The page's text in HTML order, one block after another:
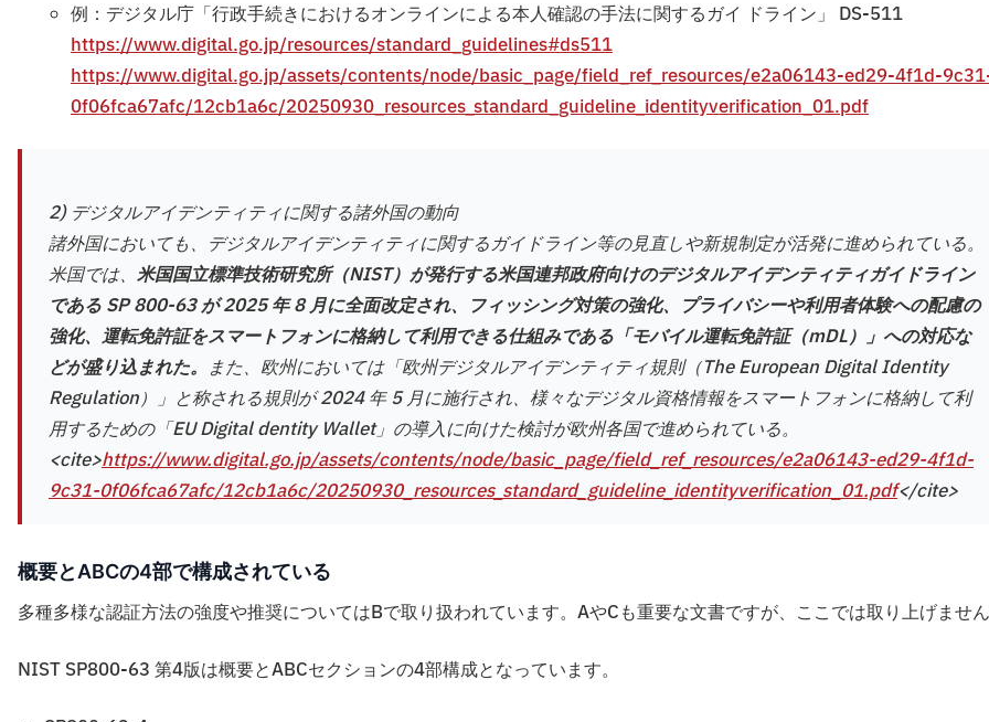
例：デジタル庁「行政手続きにおけるオンラインによる本人確認の手法に関するガイ ドライン」 DS-511
https://www.digital.go.jp/resources/standard_guidelines#ds511
https://www.digital.go.jp/assets/contents/node/basic_page/field_ref_resources/e2a06143-ed29-4f1d-
0f06fca67afc/12cb1a6c/20250930_resources_standard_guideline_identityverification_01.pdf
2) デジタルアイデンティティに関する諸外国の動向
諸外国においても、デジタルアイデンティティに関するガイドライン等の見直しや新規制定が活発に進められている。
米国では、 米国国立標準技術研究所（NIST）が発行する米国連邦政府向けのデジタルアイデンティティガイドライン
である SP 800-63 が 2025 年 8 月に全面改定され、フィッシング対策の強化、プライバシーや利用者体験への配慮の
強化、運転免許証をスマートフォンに格納して利用できる仕組みである「モバイル運転免許証（mDL）」への対応な
どが盛り込まれた。 また、欧州においては「欧州デジタルアイデンティティ規則（The European Digital Identity
Regulation）」と称される規則が 2024 年 5 月に施行され、様々なデジタル資格情報をスマートフォンに格納して利
用するための「EU Digital dentity Wallet」の導入に向けた検討が欧州各国で進められている。
<cite>https://www.digital.go.jp/assets/contents/node/basic_page/field_ref_resources/e2a06143-ed29-4f1d-
9c31-0f06fca67afc/12cb1a6c/20250930_resources_standard_guideline_identityverification_01.pdf</cite>
概要とABCの4部で構成されている
多種多様な認証方法の強度や推奨についてはBで取り扱われています。AやCも重要な文書ですが、ここでは取り上げませ
NIST SP800-63 第4版は概要とABCセクションの4部構成となっています。